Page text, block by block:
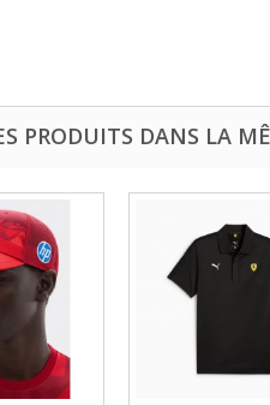
PRODUITS DANS LA